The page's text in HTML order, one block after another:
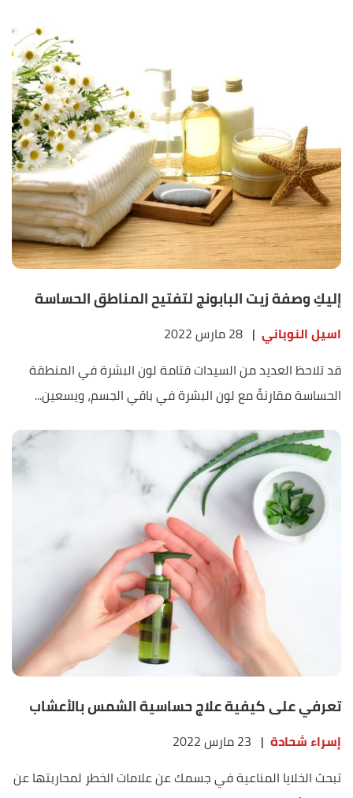
إليكِ وصفة زيت البابونج لتفتيح المناطق الحساسة
اسيل النوباني | 28 مارس 2022
قد تلاحظ العديد من السيدات قتامة لون البشرة في المنطقة
الحساسة مقارنةً مع لون البشرة في باقي الجسم، ويسعين...
تعرفي على كيفية علاج حساسية الشمس بالأعشاب
إسراء شحادة | 23 مارس 2022
تبحث الخلايا المناعية في جسمك عن علامات الخطر لمحاربتها عن